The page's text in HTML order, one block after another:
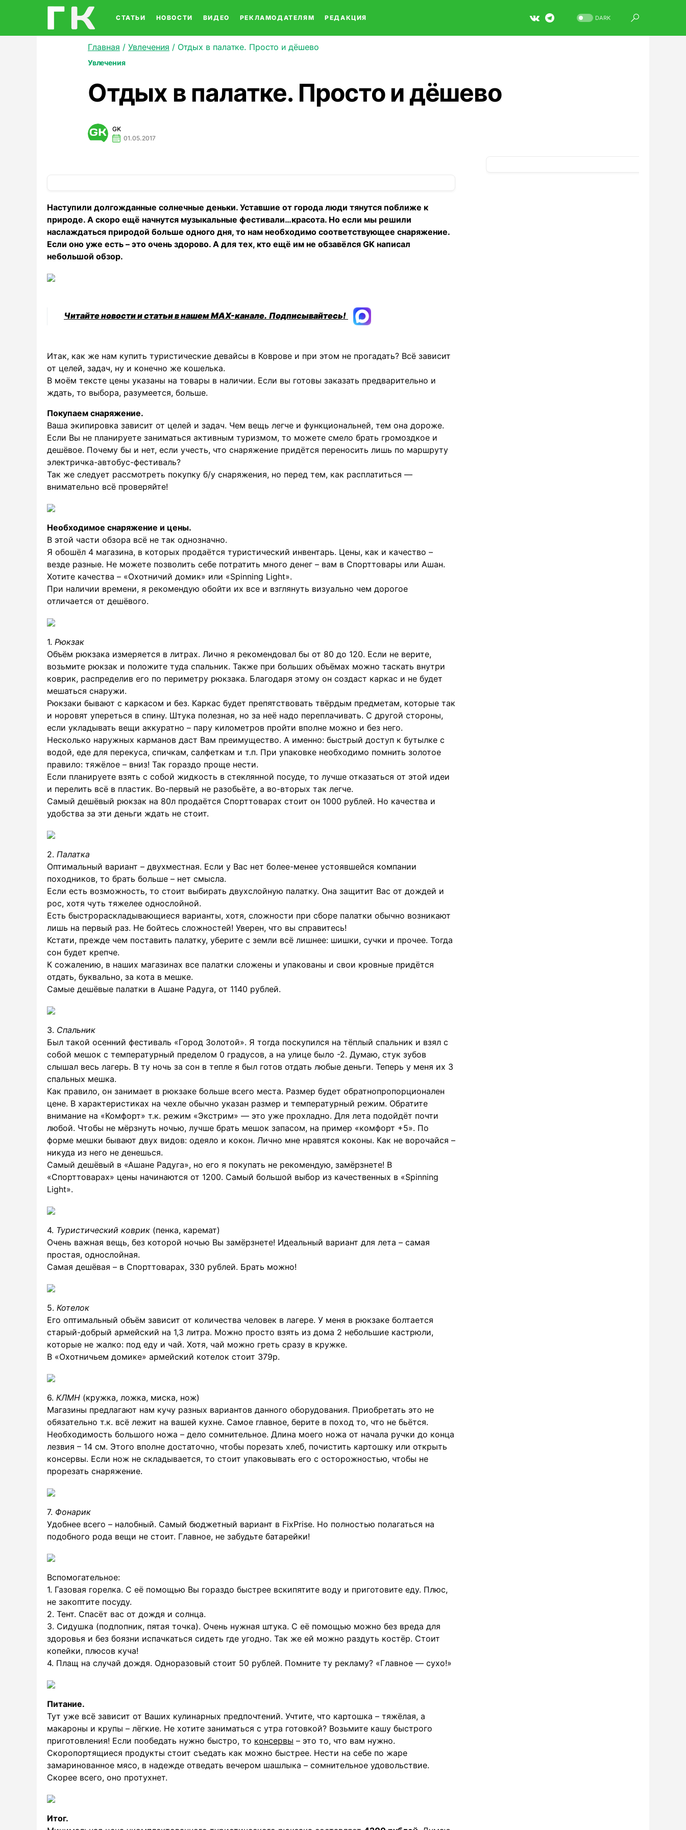
СТАТЬИ НОВОСТИ ВИДЕО РЕКЛАМОДАТЕЛЯМ РЕДАКЦИЯ DARK
Главная / Увлечения / Отдых в палатке. Просто и дёшево
Увлечения
Отдых в палатке. Просто и дёшево
GK
01.05.2017
Наступили долгожданные солнечные деньки. Уставшие от города люди тянутся поближе к
природе. А скоро ещё начнутся музыкальные фестивали…красота. Но если мы решили
наслаждаться природой больше одного дня, то нам необходимо соответствующее снаряжение.
Если оно уже есть – это очень здорово. А для тех, кто ещё им не обзавёлся GK написал
небольшой обзор.
Читайте новости и статьи в нашем MAX-канале. Подписывайтесь!
Итак, как же нам купить туристические девайсы в Коврове и при этом не прогадать? Всё зависит
от целей, задач, ну и конечно же кошелька.
В моём тексте цены указаны на товары в наличии. Если вы готовы заказать предварительно и
ждать, то выбора, разумеется, больше.
Покупаем снаряжение.
Ваша экипировка зависит от целей и задач. Чем вещь легче и функциональней, тем она дороже.
Если Вы не планируете заниматься активным туризмом, то можете смело брать громоздкое и
дешёвое. Почему бы и нет, если учесть, что снаряжение придётся переносить лишь по маршруту
электричка-автобус-фестиваль?
Так же следует рассмотреть покупку б/у снаряжения, но перед тем, как расплатиться —
внимательно всё проверяйте!
Необходимое снаряжение и цены.
В этой части обзора всё не так однозначно.
Я обошёл 4 магазина, в которых продаётся туристический инвентарь. Цены, как и качество –
везде разные. Не можете позволить себе потратить много денег – вам в Спорттовары или Ашан.
Хотите качества – «Охотничий домик» или «Spinning Light».
При наличии времени, я рекомендую обойти их все и взглянуть визуально чем дорогое
отличается от дешёвого.
1. Рюкзак
Объём рюкзака измеряется в литрах. Лично я рекомендовал бы от 80 до 120. Если не верите,
возьмите рюкзак и положите туда спальник. Также при больших объёмах можно таскать внутри
коврик, распределив его по периметру рюкзака. Благодаря этому он создаст каркас и не будет
мешаться снаружи.
Рюкзаки бывают с каркасом и без. Каркас будет препятствовать твёрдым предметам, которые так
и норовят упереться в спину. Штука полезная, но за неё надо переплачивать. С другой стороны,
если укладывать вещи аккуратно – пару километров пройти вполне можно и без него.
Несколько наружных карманов даст Вам преимущество. А именно: быстрый доступ к бутылке с
водой, еде для перекуса, спичкам, салфеткам и т.п. При упаковке необходимо помнить золотое
правило: тяжёлое – вниз! Так гораздо проще нести.
Если планируете взять с собой жидкость в стеклянной посуде, то лучше отказаться от этой идеи
и перелить всё в пластик. Во-первый не разобьёте, а во-вторых так легче.
Самый дешёвый рюкзак на 80л продаётся Спорттоварах стоит он 1000 рублей. Но качества и
удобства за эти деньги ждать не стоит.
2. Палатка
Оптимальный вариант – двухместная. Если у Вас нет более-менее устоявшейся компании
походников, то брать больше – нет смысла.
Если есть возможность, то стоит выбирать двухслойную палатку. Она защитит Вас от дождей и
рос, хотя чуть тяжелее однослойной.
Есть быстрораскладывающиеся варианты, хотя, сложности при сборе палатки обычно возникают
лишь на первый раз. Не бойтесь сложностей! Уверен, что вы справитесь!
Кстати, прежде чем поставить палатку, уберите с земли всё лишнее: шишки, сучки и прочее. Тогда
сон будет крепче.
К сожалению, в наших магазинах все палатки сложены и упакованы и свои кровные придётся
отдать, буквально, за кота в мешке.
Самые дешёвые палатки в Ашане Радуга, от 1140 рублей.
3. Спальник
Был такой осенний фестиваль «Город Золотой». Я тогда поскупился на тёплый спальник и взял с
собой мешок с температурный пределом 0 градусов, а на улице было -2. Думаю, стук зубов
слышал весь лагерь. В ту ночь за сон в тепле я был готов отдать любые деньги. Теперь у меня их 3
спальных мешка.
Как правило, он занимает в рюкзаке больше всего места. Размер будет обратнопропорционален
цене. В характеристиках на чехле обычно указан размер и температурный режим. Обратите
внимание на «Комфорт» т.к. режим «Экстрим» — это уже прохладно. Для лета подойдёт почти
любой. Чтобы не мёрзнуть ночью, лучше брать мешок запасом, на пример «комфорт +5». По
форме мешки бывают двух видов: одеяло и кокон. Лично мне нравятся коконы. Как не ворочайся –
никуда из него не денешься.
Самый дешёвый в «Ашане Радуга», но его я покупать не рекомендую, замёрзнете! В
«Спорттоварах» цены начинаются от 1200. Самый большой выбор из качественных в «Spinning
Light».
4. Туристический коврик (пенка, каремат)
Очень важная вещь, без которой ночью Вы замёрзнете! Идеальный вариант для лета – самая
простая, однослойная.
Самая дешёвая – в Спорттоварах, 330 рублей. Брать можно!
5. Котелок
Его оптимальный объём зависит от количества человек в лагере. У меня в рюкзаке болтается
старый-добрый армейский на 1,3 литра. Можно просто взять из дома 2 небольшие кастрюли,
которые не жалко: под еду и чай. Хотя, чай можно греть сразу в кружке.
В «Охотничьем домике» армейский котелок стоит 379р.
6. КЛМН (кружка, ложка, миска, нож)
Магазины предлагают нам кучу разных вариантов данного оборудования. Приобретать это не
обязательно т.к. всё лежит на вашей кухне. Самое главное, берите в поход то, что не бьётся.
Необходимость большого ножа – дело сомнительное. Длина моего ножа от начала ручки до конца
лезвия – 14 см. Этого вполне достаточно, чтобы порезать хлеб, почистить картошку или открыть
консервы. Если нож не складывается, то стоит упаковывать его с осторожностью, чтобы не
прорезать снаряжение.
7. Фонарик
Удобнее всего – налобный. Самый бюджетный вариант в FixPrise. Но полностью полагаться на
подобного рода вещи не стоит. Главное, не забудьте батарейки!
Вспомогательное:
1. Газовая горелка. С её помощью Вы гораздо быстрее вскипятите воду и приготовите еду. Плюс,
не закоптите посуду.
2. Тент. Спасёт вас от дождя и солнца.
3. Сидушка (подпопник, пятая точка). Очень нужная штука. С её помощью можно без вреда для
здоровья и без боязни испачкаться сидеть где угодно. Так же ей можно раздуть костёр. Стоит
копейки, плюсов куча!
4. Плащ на случай дождя. Одноразовый стоит 50 рублей. Помните ту рекламу? «Главное — сухо!»
Питание.
Тут уже всё зависит от Ваших кулинарных предпочтений. Учтите, что картошка – тяжёлая, а
макароны и крупы – лёгкие. Не хотите заниматься с утра готовкой? Возьмите кашу быстрого
приготовления! Если пообедать нужно быстро, то консервы – это то, что вам нужно.
Скоропортящиеся продукты стоит съедать как можно быстрее. Нести на себе по жаре
замаринованное мясо, в надежде отведать вечером шашлыка – сомнительное удовольствие.
Скорее всего, оно протухнет.
Итог.